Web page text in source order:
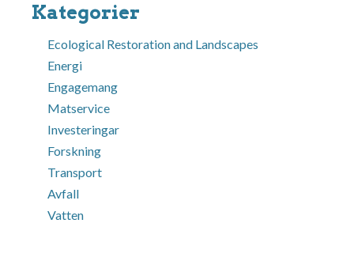
Kategorier
Ecological Restoration and Landscapes
Energi
Engagemang
Matservice
Investeringar
Forskning
Transport
Avfall
Vatten